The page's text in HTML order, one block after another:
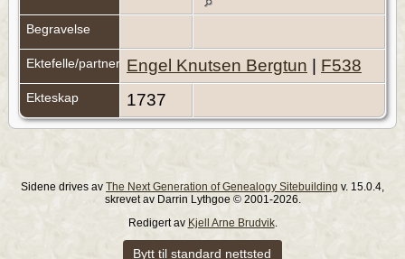
Begravelse
Ektefelle/partner Engel Knutsen Bergtun F538
Ekteskap 1737
Sidene drives av The Next Generation of Genealogy Sitebuilding v. 15.0.4,
skrevet av Darrin Lythgoe © 2001-2026.
Redigert av Kjell Arne Brudvik.
Bytt til standard nettsted